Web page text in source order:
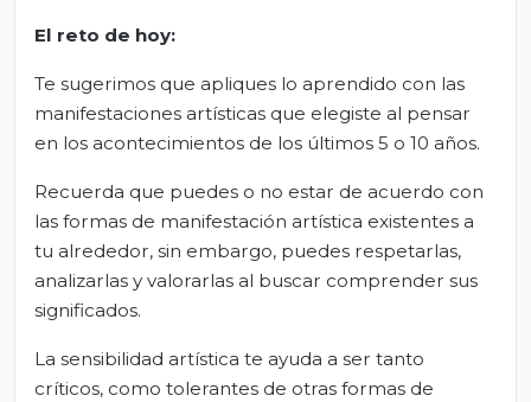
El reto de hoy:
Te sugerimos que apliques lo aprendido con las
manifestaciones artísticas que elegiste al pensar
en los acontecimientos de los últimos 5 o 10 años.
Recuerda que puedes o no estar de acuerdo con
las formas de manifestación artística existentes a
tu alrededor, sin embargo, puedes respetarlas,
analizarlas y valorarlas al buscar comprender sus
significados.
La sensibilidad artística te ayuda a ser tanto
críticos, como tolerantes de otras formas de